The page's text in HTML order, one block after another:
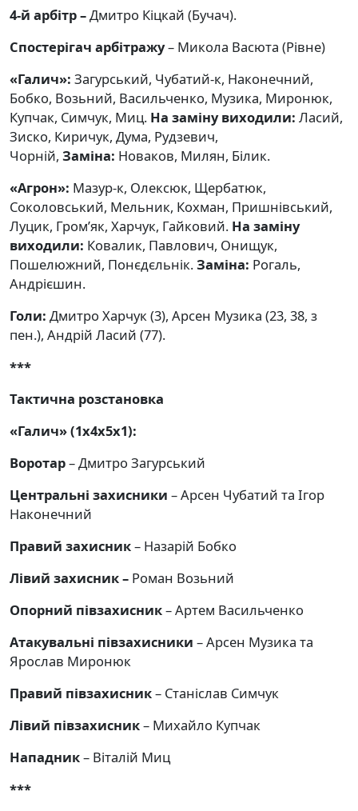
4-й арбітр –Дмитро Кіцкай (Бучач).
Спостерігач арбітражу– Микола Васюта (Рівне)
«Галич»: Загурський, Чубатий-к, Наконечний,
Бобко, Возьний, Васильченко, Музика, Миронюк,
Купчак, Симчук, Миц. На заміну виходили: Ласий,
Зиско, Киричук, Дума, Рудзевич,
Чорній, Заміна: Новаков, Милян, Білик.
«Агрон»: Мазур-к, Олексюк, Щербатюк,
Соколовський, Мельник, Кохман, Пришнівський,
Луцик, Гром’як, Харчук, Гайковий. На заміну
виходили: Ковалик, Павлович, Онищук,
Пошелюжний, Понєдєльнік.Заміна: Рогаль,
Андрієшин.
Голи: Дмитро Харчук (3), Арсен Музика (23, 38, з
пен.), Андрій Ласий (77).
***
Тактична розстановка
«Галич» (1х4х5х1):
Воротар– Дмитро Загурський
Центральні захисники – Арсен Чубатий та Ігор
Наконечний
Правий захисник– Назарій Бобко
Лівий захисник – Роман Возьний
Опорний півзахисник– Артем Васильченко
Атакувальні півзахисники – Арсен Музика та
Ярослав Миронюк
Правий півзахисник– Станіслав Симчук
Лівий півзахисник– Михайло Купчак
Нападник– Віталій Миц
***